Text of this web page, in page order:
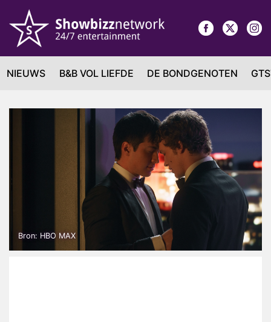
NIEUWS B&B VOL LIEFDE DE BONDGENOTEN
Bron: HBO MAX